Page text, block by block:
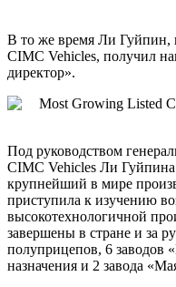
В то же время Ли Гуйпин,
CIMC Vehicles, получил
директор».
Под руководством
CIMC Vehicles Ли
крупнейший в мире
приступила к изучению
высокотехнологичной
завершены в стране и за
полуприцепов, 6 заводов
назначения и 2 завода